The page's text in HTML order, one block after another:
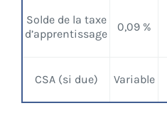
Solde de la taxe
d’apprentissage
0,09 %
CSA (si due) Variable